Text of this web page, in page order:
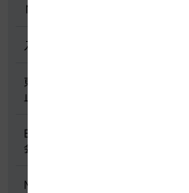
NEXCO中日本グループの経営上の
入札に係る不正行為に関する調査
東名高速道路 中吉田高架橋 塗装塗
止委員会
E20 中央道を跨ぐ橋梁の耐震補強
会
NEXCO中日本における降雪時の対